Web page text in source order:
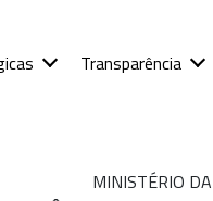
Transparência
MINISTÉRIO DA